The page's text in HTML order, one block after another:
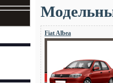
Fiat Albea